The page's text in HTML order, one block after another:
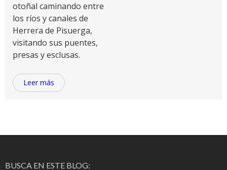
otoñal caminando entre
los ríos y canales de
Herrera de Pisuerga,
visitando sus puentes,
presas y esclusas.
Leer más
BUSCA EN ESTE BLOG: